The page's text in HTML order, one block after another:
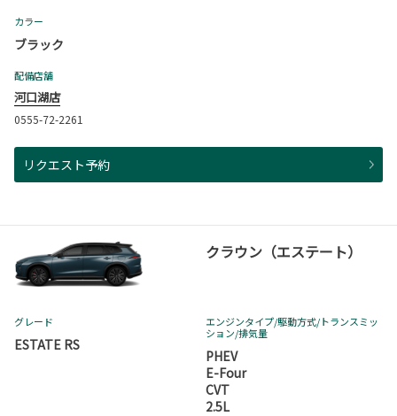
カラー
ブラック
配備店舗
河口湖店
0555-72-2261
リクエスト予約
クラウン（エステート）
グレード
ESTATE RS
エンジンタイプ/駆動方式/トランスミッ
ション/排気量
PHEV
E-Four
CVT
2.5L